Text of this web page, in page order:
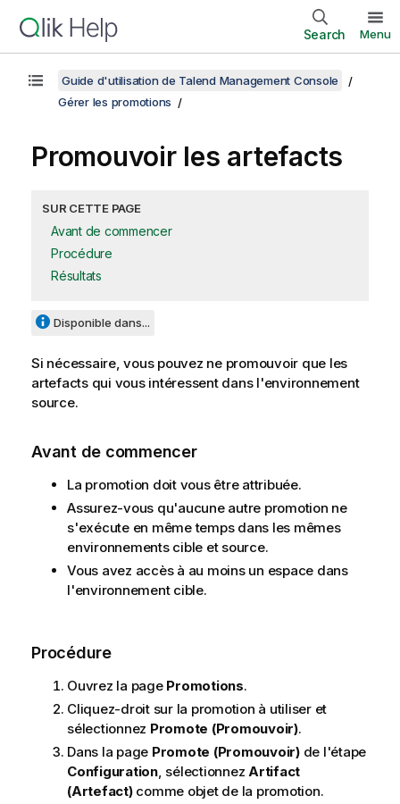
Search Menu
Guide d'utilisation de Talend Management Console
Gérer les promotions
Promouvoir les artefacts
SUR CETTE PAGE
Avant de commencer
Procédure
Résultats
Disponible dans...
Si nécessaire, vous pouvez ne promouvoir que les
artefacts qui vous intéressent dans l'environnement
source.
Avant de commencer
La promotion doit vous être attribuée.
Assurez-vous qu'aucune autre promotion ne
s'exécute en même temps dans les mêmes
environnements cible et source.
Vous avez accès à au moins un espace dans
l'environnement cible.
Procédure
Ouvrez la page Promotions.
Cliquez-droit sur la promotion à utiliser et
sélectionnez Promote (Promouvoir).
Dans la page Promote (Promouvoir)de l'étape
Configuration, sélectionnez Artifact
(Artefact)comme objet de la promotion.